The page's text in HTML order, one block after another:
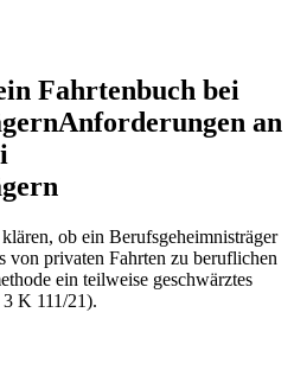
Fahrtenbuch bei
an
ob ein Berufsgeheimnisträger
von privaten Fahrten zu beruflichen
ein teilweise geschwärztes
K 111/21).